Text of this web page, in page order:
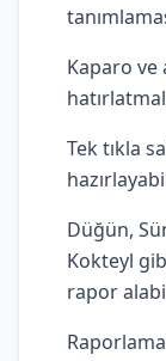
Kaparo ve
Tek tıkla
Düğün,
Kokteyl
rapor